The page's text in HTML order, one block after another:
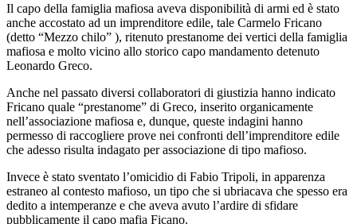
Il capo della famiglia mafiosa aveva disponibilità di armi ed è stato
anche accostato ad un imprenditore edile, tale Carmelo Fricano
(detto “Mezzo chilo” ), ritenuto prestanome dei vertici della famiglia
mafiosa e molto vicino allo storico capo mandamento detenuto
Leonardo Greco.
Anche nel passato diversi collaboratori di giustizia hanno indicato
Fricano quale “prestanome” di Greco, inserito organicamente
nell’associazione mafiosa e, dunque, queste indagini hanno
permesso di raccogliere prove nei confronti dell’imprenditore edile
che adesso risulta indagato per associazione di tipo mafioso.
Invece è stato sventato l’omicidio di Fabio Tripoli, in apparenza
estraneo al contesto mafioso, un tipo che si ubriacava che spesso era
dedito a intemperanze e che aveva avuto l’ardire di sfidare
pubblicamente il capo mafia Ficano.